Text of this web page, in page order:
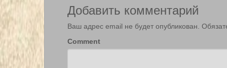
Добавить комментарий
Ваш адрес email не будет опубликован.
Comment